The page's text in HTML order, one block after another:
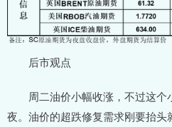
后市观点
周二油价小幅收涨，不过这个
夜。油价的超跌修复需求刚要抬头